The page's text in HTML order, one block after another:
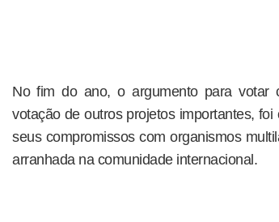
No fim do ano, o argumento para votar
votação de outros projetos importantes,
seus compromissos com organismos
arranhada na comunidade internacional.